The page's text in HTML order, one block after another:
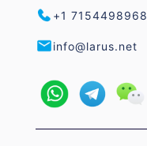
+1 7154498968
info@larus.net